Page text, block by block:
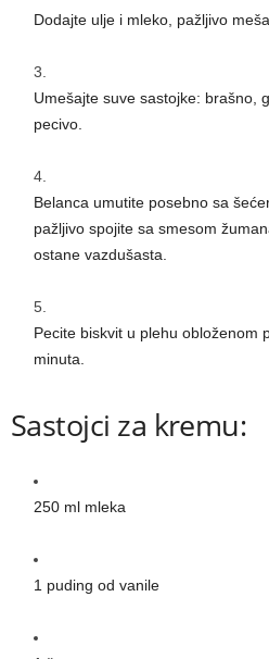
Dodajte ulje i mleko, pažljivo
Umešajte suve sastojke: brašno,
pecivo.
Belanca umutite posebno sa
pažljivo spojite sa smesom
ostane vazdušasta.
Pecite biskvit u plehu obloženom
minuta.
Sastojci za kremu:
250 ml mleka
1 puding od vanile